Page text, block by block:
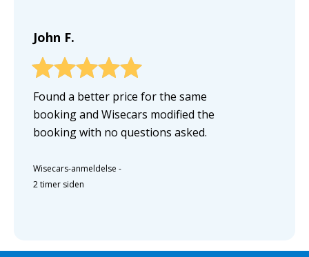
John F.
Found a better price for the same
booking and Wisecars modified the
booking with no questions asked.
Wisecars-anmeldelse -
2 timer siden